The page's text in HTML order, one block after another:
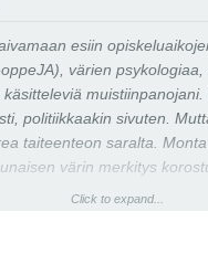
esiin
värien psykologiaa,
muistiinpanojani.
politiikkaakin sivuten.
taiteenteon saralta.
värin merkitys
Click to expand...